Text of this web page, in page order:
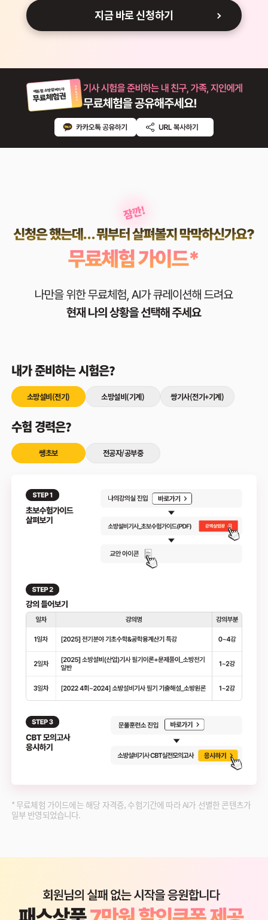
지금 바로 신청하기
에듀윌 소방설비기사
무료체험권
내가 준비하는 시험은?
소방설비(전기) 소방설비(기계) 쌍기사(전기+기계)
수험 경력은?
쌩초보 전공자/공부중
* 무료체험 가이드에는 해당 자격증, 수험기간에 따라 AI가 선별한 콘텐츠가
일부 반영되었습니다.